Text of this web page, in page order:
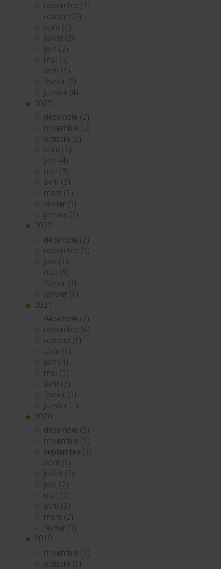
novembre (1)
octobre (2)
août (1)
juillet (2)
juin (2)
mai (5)
avril (1)
février (2)
janvier (4)
2023
décembre (2)
novembre (5)
octobre (2)
août (1)
juin (4)
mai (5)
avril (3)
mars (1)
février (1)
janvier (2)
2022
décembre (2)
novembre (1)
juin (1)
mai (5)
février (1)
janvier (3)
2021
décembre (2)
novembre (4)
octobre (1)
août (1)
juin (4)
mai (1)
avril (3)
février (1)
janvier (1)
2020
décembre (3)
novembre (1)
septembre (1)
août (1)
juillet (2)
juin (2)
mai (1)
avril (2)
mars (2)
février (1)
2019
novembre (1)
octobre (1)